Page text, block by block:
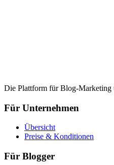
Die Plattform für Blog-Marketing
Für Unternehmen
Übersicht
Preise & Konditionen
Für Blogger